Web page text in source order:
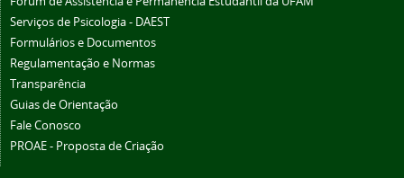
Serviços de Psicologia - DAEST
Formulários e Documentos
Regulamentação e Normas
Transparência
Guias de Orientação
Fale Conosco
PROAE - Proposta de Criação